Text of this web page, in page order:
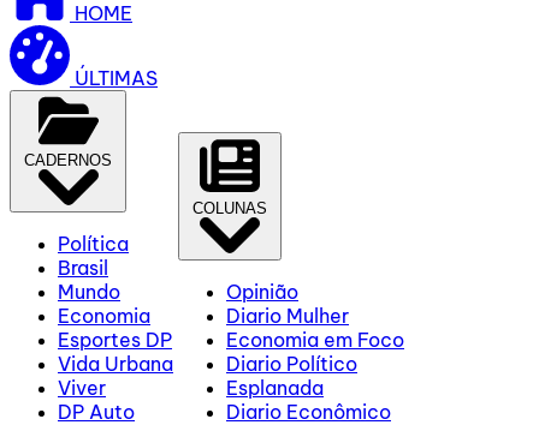
HOME
ÚLTIMAS
CADERNOS
Política
Brasil
Mundo
Economia
Esportes DP
Vida Urbana
Viver
DP Auto
COLUNAS
Opinião
Diario Mulher
Economia em Foco
Diario Político
Esplanada
Diario Econômico